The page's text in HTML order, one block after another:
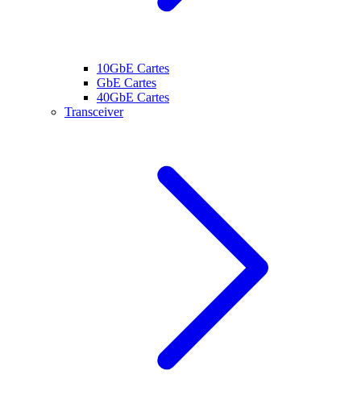
10GbE Cartes
GbE Cartes
40GbE Cartes
Transceiver